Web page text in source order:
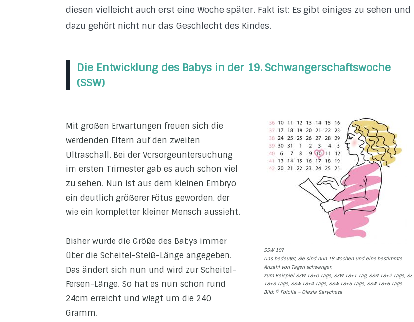
diesen vielleicht auch erst eine Woche später. Fakt ist: Es gibt einiges zu sehen und
dazu gehört nicht nur das Geschlecht des Kindes.
Die Entwicklung des Babys in der 19. Schwangerschaftswoche
(SSW)
SSW 19?
Das bedeutet, Sie sind nun 18 Wochen und eine bestimmte
Anzahl von Tagen schwanger,
zum Beispiel SSW 18+0 Tage, SSW 18+1 Tag, SSW 18+2 Tage, SSW
18+3 Tage, SSW 18+4 Tage, SSW 18+5 Tage, SSW 18+6 Tage.
Bild: © Fotolia – Olesia Sarycheva
Mit großen Erwartungen freuen sich die
werdenden Eltern auf den zweiten
Ultraschall. Bei der Vorsorgeuntersuchung
im ersten Trimester gab es auch schon viel
zu sehen. Nun ist aus dem kleinen Embryo
ein deutlich größerer Fötus geworden, der
wie ein kompletter kleiner Mensch aussieht.
Bisher wurde die Größe des Babys immer
über die Scheitel-Steiß-Länge angegeben.
Das ändert sich nun und wird zur Scheitel-
Fersen-Länge. So hat es nun schon rund
24cm erreicht und wiegt um die 240
Gramm.